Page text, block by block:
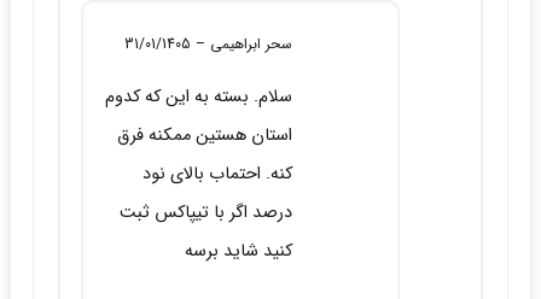
سحر ابراهیمی –
31/01/1405
سلام. بسته به این که کدوم
استان هستین ممکنه فرق
کنه. احتماب بالای نود
درصد اگر با تیپاکس ثبت
کنید شاید برسه